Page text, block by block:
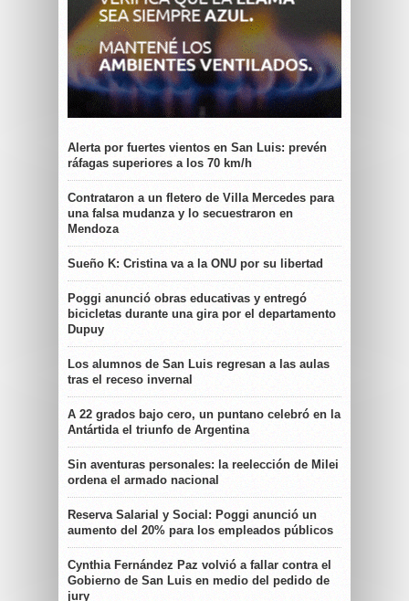
Alerta por fuertes vientos en San Luis: prevén
ráfagas superiores a los 70 km/h
Contrataron a un fletero de Villa Mercedes para
una falsa mudanza y lo secuestraron en
Mendoza
Sueño K: Cristina va a la ONU por su libertad
Poggi anunció obras educativas y entregó
bicicletas durante una gira por el departamento
Dupuy
Los alumnos de San Luis regresan a las aulas
tras el receso invernal
A 22 grados bajo cero, un puntano celebró en la
Antártida el triunfo de Argentina
Sin aventuras personales: la reelección de Milei
ordena el armado nacional
Reserva Salarial y Social: Poggi anunció un
aumento del 20% para los empleados públicos
Cynthia Fernández Paz volvió a fallar contra el
Gobierno de San Luis en medio del pedido de
jury